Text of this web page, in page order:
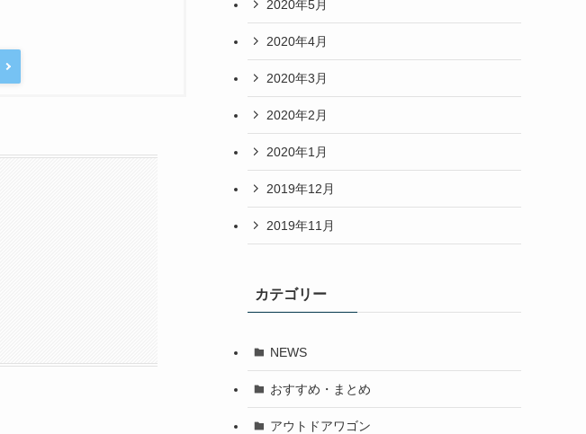
2020年5月
2020年4月
2020年3月
2020年2月
2020年1月
2019年12月
2019年11月
カテゴリー
NEWS
おすすめ・まとめ
アウトドアワゴン